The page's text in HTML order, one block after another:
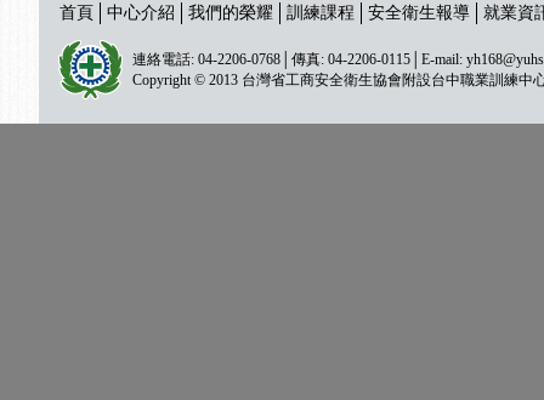
首頁 中心介紹 我們的榮耀 訓練課程 安全衛生報導 就業資
連絡電話: 04-2206-0768│傳真: 04-2206-0115│E-mail:
Copyright © 2013 台灣省工商安全衛生協會附設台中職業訓練中